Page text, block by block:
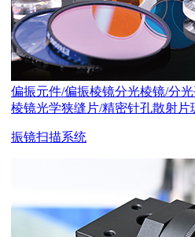
偏振元件/偏振棱镜分光棱镜/分
棱镜光学狭缝片/精密针孔散射片
振镜扫描系统